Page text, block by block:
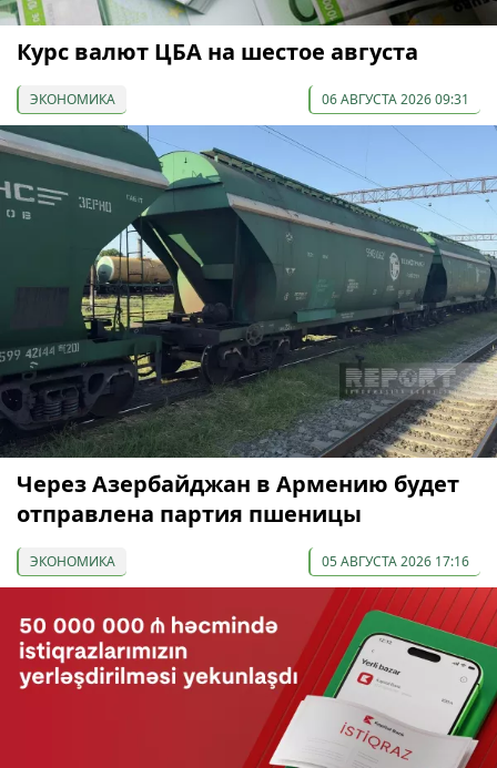
Курс валют ЦБА на шестое августа
ЭКОНОМИКА 06 АВГУСТА 2026 09:31
Через Азербайджан в Армению будет
отправлена партия пшеницы
ЭКОНОМИКА 05 АВГУСТА 2026 17:16